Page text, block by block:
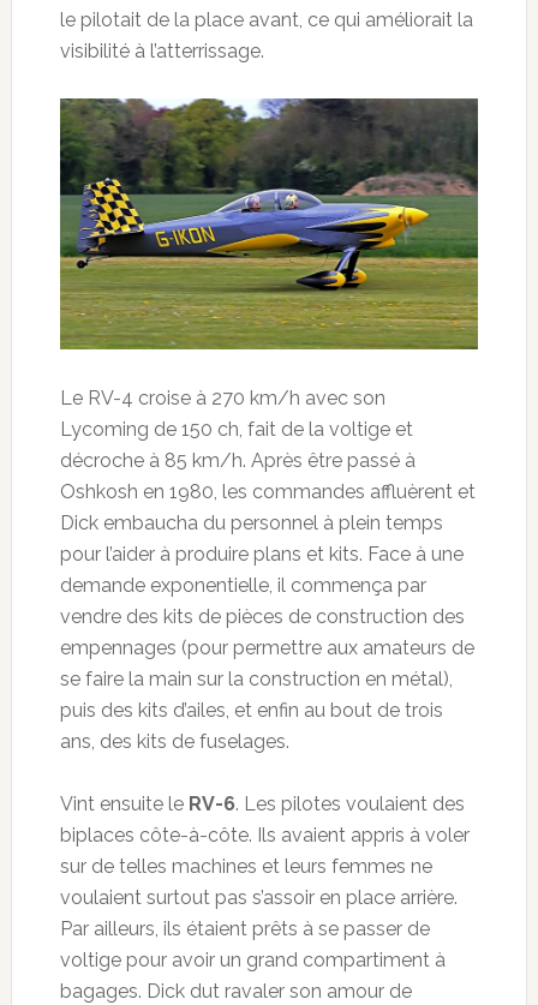
le pilotait de la place avant, ce qui améliorait la
visibilité à l’atterrissage.
Le RV-4 croise à 270 km/h avec son
Lycoming de 150 ch, fait de la voltige et
décroche à 85 km/h. Après être passé à
Oshkosh en 1980, les commandes affluèrent et
Dick embaucha du personnel à plein temps
pour l’aider à produire plans et kits. Face à une
demande exponentielle, il commença par
vendre des kits de pièces de construction des
empennages (pour permettre aux amateurs de
se faire la main sur la construction en métal),
puis des kits d’ailes, et enfin au bout de trois
ans, des kits de fuselages.
Vint ensuite le RV-6. Les pilotes voulaient des
biplaces côte-à-côte. Ils avaient appris à voler
sur de telles machines et leurs femmes ne
voulaient surtout pas s’assoir en place arrière.
Par ailleurs, ils étaient prêts à se passer de
voltige pour avoir un grand compartiment à
bagages. Dick dut ravaler son amour de